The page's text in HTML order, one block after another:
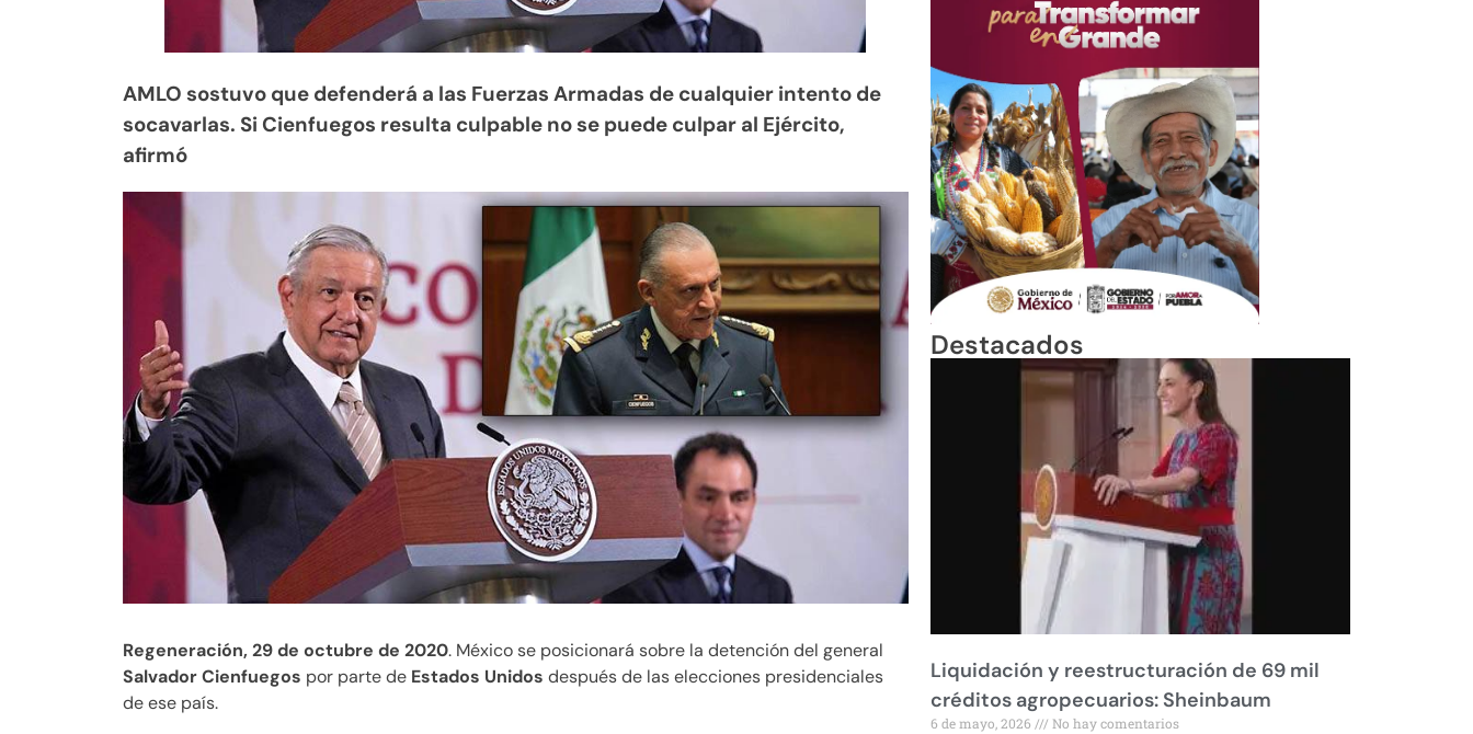
AMLO sostuvo que defenderá a las Fuerzas Armadas de cualquier intento de
socavarlas. Si Cienfuegos resulta culpable no se puede culpar al Ejército,
afirmó
Regeneración, 29 de octubre de 2020. México se posicionará sobre la detención del general
Salvador Cienfuegos por parte de Estados Unidos después de las elecciones presidenciales
de ese país.
Destacados
Liquidación y reestructuración de 69 mil
créditos agropecuarios: Sheinbaum
6 de mayo, 2026 No hay comentarios